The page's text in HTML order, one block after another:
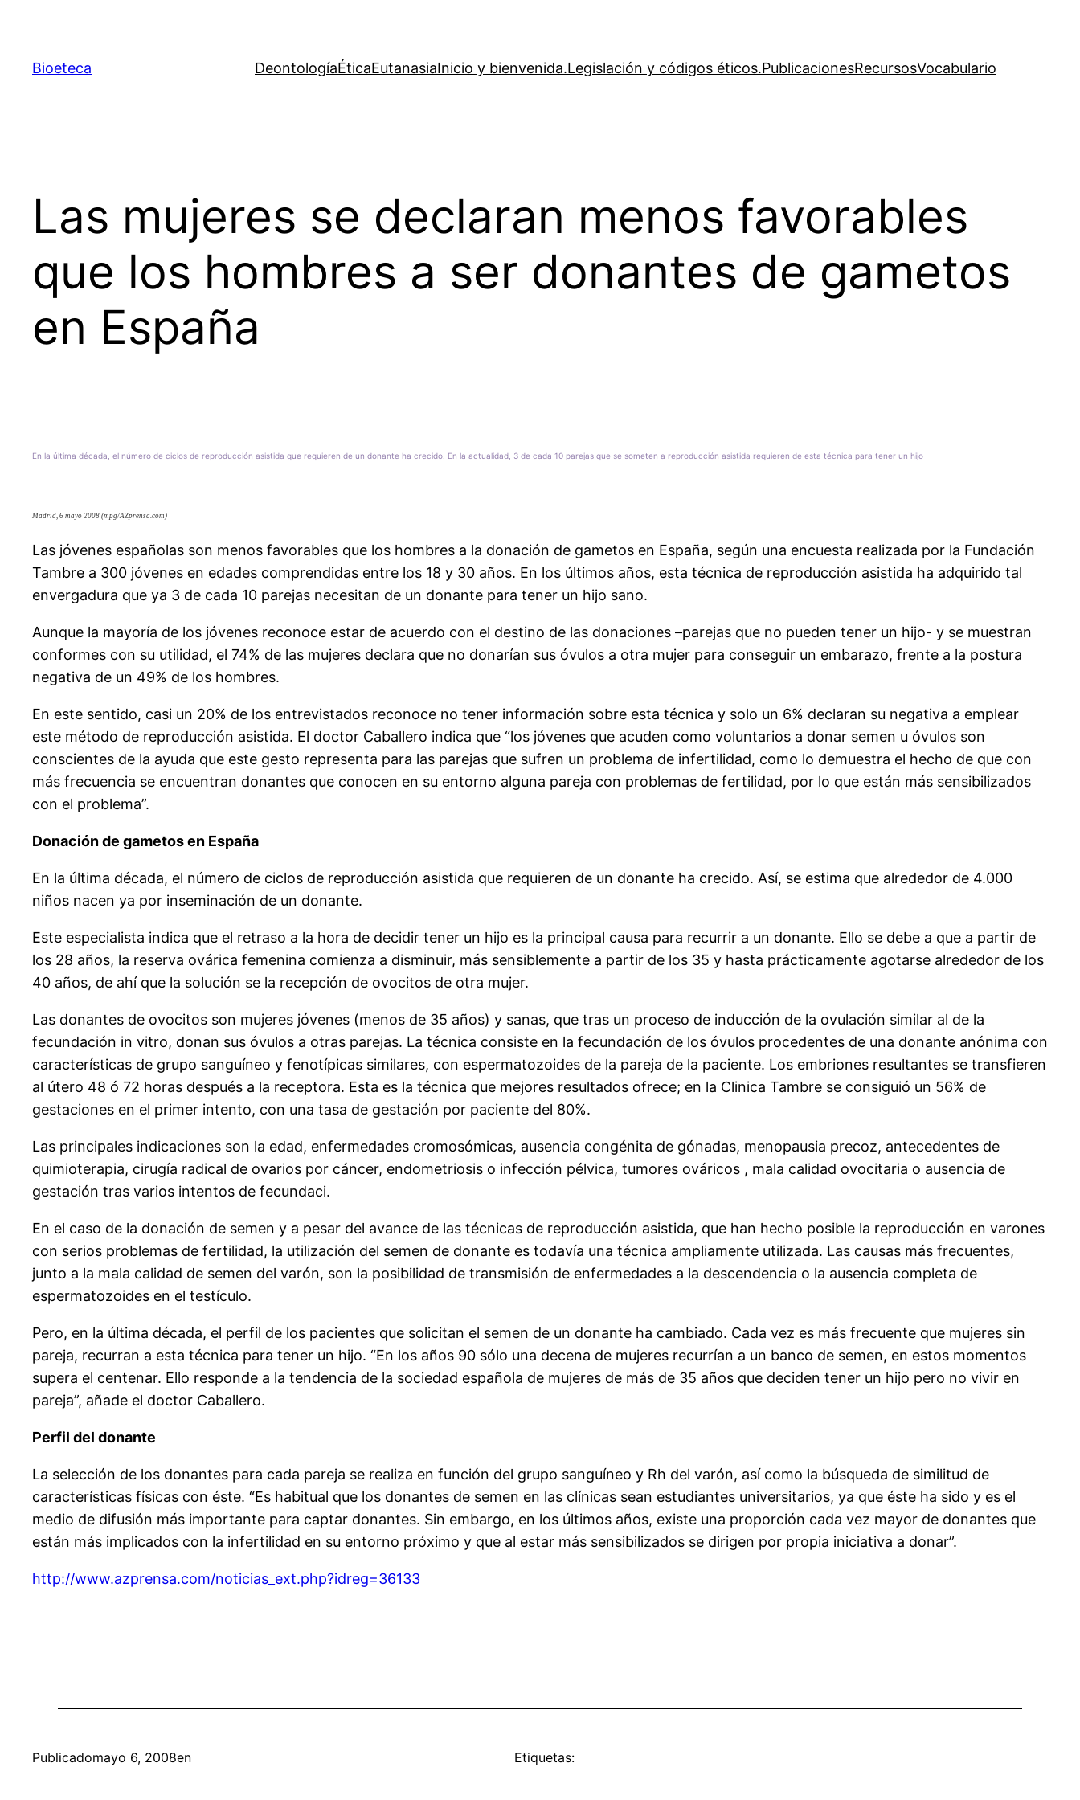
contenido
Bioeteca DeontologíaÉticaEutanasiaInicio y bienvenida.Legislación y códigos éticos.PublicacionesRecursosVocabulario
Las mujeres se declaran menos favorables
que los hombres a ser donantes de gametos
en España
En la última década, el número de ciclos de reproducción asistida que requieren de un donante ha crecido. En la actualidad, 3 de cada 10 parejas que se someten a reproducción asistida requieren de esta técnica para tener un hijo
Madrid, 6 mayo 2008 (mpg/AZprensa.com)
Las jóvenes españolas son menos favorables que los hombres a la donación de gametos en España, según una encuesta realizada por la Fundación
Tambre a 300 jóvenes en edades comprendidas entre los 18 y 30 años. En los últimos años, esta técnica de reproducción asistida ha adquirido tal
envergadura que ya 3 de cada 10 parejas necesitan de un donante para tener un hijo sano.
Aunque la mayoría de los jóvenes reconoce estar de acuerdo con el destino de las donaciones –parejas que no pueden tener un hijo- y se muestran
conformes con su utilidad, el 74% de las mujeres declara que no donarían sus óvulos a otra mujer para conseguir un embarazo, frente a la postura
negativa de un 49% de los hombres.
En este sentido, casi un 20% de los entrevistados reconoce no tener información sobre esta técnica y solo un 6% declaran su negativa a emplear
este método de reproducción asistida. El doctor Caballero indica que “los jóvenes que acuden como voluntarios a donar semen u óvulos son
conscientes de la ayuda que este gesto representa para las parejas que sufren un problema de infertilidad, como lo demuestra el hecho de que con
más frecuencia se encuentran donantes que conocen en su entorno alguna pareja con problemas de fertilidad, por lo que están más sensibilizados
con el problema”.
Donación de gametos en España
En la última década, el número de ciclos de reproducción asistida que requieren de un donante ha crecido. Así, se estima que alrededor de 4.000
niños nacen ya por inseminación de un donante.
Este especialista indica que el retraso a la hora de decidir tener un hijo es la principal causa para recurrir a un donante. Ello se debe a que a partir de
los 28 años, la reserva ovárica femenina comienza a disminuir, más sensiblemente a partir de los 35 y hasta prácticamente agotarse alrededor de los
40 años, de ahí que la solución se la recepción de ovocitos de otra mujer.
Las donantes de ovocitos son mujeres jóvenes (menos de 35 años) y sanas, que tras un proceso de inducción de la ovulación similar al de la
fecundación in vitro, donan sus óvulos a otras parejas. La técnica consiste en la fecundación de los óvulos procedentes de una donante anónima con
características de grupo sanguíneo y fenotípicas similares, con espermatozoides de la pareja de la paciente. Los embriones resultantes se transfieren
al útero 48 ó 72 horas después a la receptora. Esta es la técnica que mejores resultados ofrece; en la Clinica Tambre se consiguió un 56% de
gestaciones en el primer intento, con una tasa de gestación por paciente del 80%.
Las principales indicaciones son la edad, enfermedades cromosómicas, ausencia congénita de gónadas, menopausia precoz, antecedentes de
quimioterapia, cirugía radical de ovarios por cáncer, endometriosis o infección pélvica, tumores ováricos , mala calidad ovocitaria o ausencia de
gestación tras varios intentos de fecundaci.
En el caso de la donación de semen y a pesar del avance de las técnicas de reproducción asistida, que han hecho posible la reproducción en varones
con serios problemas de fertilidad, la utilización del semen de donante es todavía una técnica ampliamente utilizada. Las causas más frecuentes,
junto a la mala calidad de semen del varón, son la posibilidad de transmisión de enfermedades a la descendencia o la ausencia completa de
espermatozoides en el testículo.
Pero, en la última década, el perfil de los pacientes que solicitan el semen de un donante ha cambiado. Cada vez es más frecuente que mujeres sin
pareja, recurran a esta técnica para tener un hijo. “En los años 90 sólo una decena de mujeres recurrían a un banco de semen, en estos momentos
supera el centenar. Ello responde a la tendencia de la sociedad española de mujeres de más de 35 años que deciden tener un hijo pero no vivir en
pareja”, añade el doctor Caballero.
Perfil del donante
La selección de los donantes para cada pareja se realiza en función del grupo sanguíneo y Rh del varón, así como la búsqueda de similitud de
características físicas con éste. “Es habitual que los donantes de semen en las clínicas sean estudiantes universitarios, ya que éste ha sido y es el
medio de difusión más importante para captar donantes. Sin embargo, en los últimos años, existe una proporción cada vez mayor de donantes que
están más implicados con la infertilidad en su entorno próximo y que al estar más sensibilizados se dirigen por propia iniciativa a donar”.
http://www.azprensa.com/noticias_ext.php?idreg=36133
Publicadomayo 6, 2008en Etiquetas: